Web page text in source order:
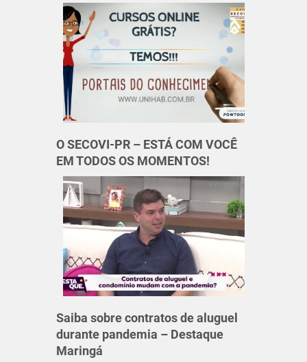
O SECOVI-PR – ESTÁ COM VOCÊ
EM TODOS OS MOMENTOS!
Saiba sobre contratos de aluguel
durante pandemia – Destaque
Maringá